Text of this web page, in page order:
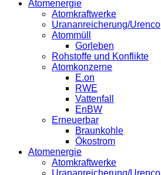
Atomenergie
Atomkraftwerke
Urananreicherung/Urenco
Atommüll
Gorleben
Rohstoffe und Konflikte
Atomkonzerne
E.on
RWE
Vattenfall
EnBW
Erneuerbar
Braunkohle
Ökostrom
Atomenergie
Atomkraftwerke
Urananreicherung/Urenco